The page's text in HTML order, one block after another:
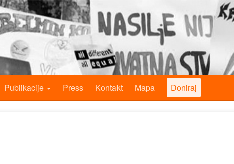
Publikacije Press Kontakt Mapa Doniraj